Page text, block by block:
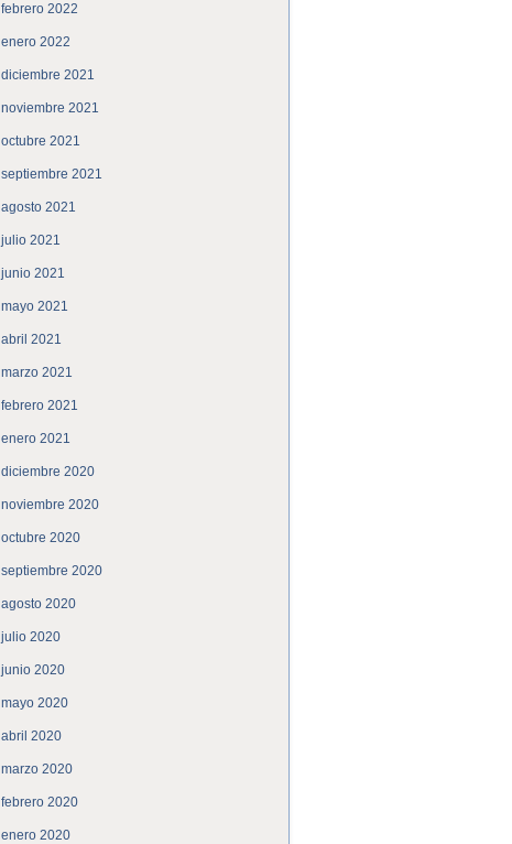
febrero 2022
enero 2022
diciembre 2021
noviembre 2021
octubre 2021
septiembre 2021
agosto 2021
julio 2021
junio 2021
mayo 2021
abril 2021
marzo 2021
febrero 2021
enero 2021
diciembre 2020
noviembre 2020
octubre 2020
septiembre 2020
agosto 2020
julio 2020
junio 2020
mayo 2020
abril 2020
marzo 2020
febrero 2020
enero 2020